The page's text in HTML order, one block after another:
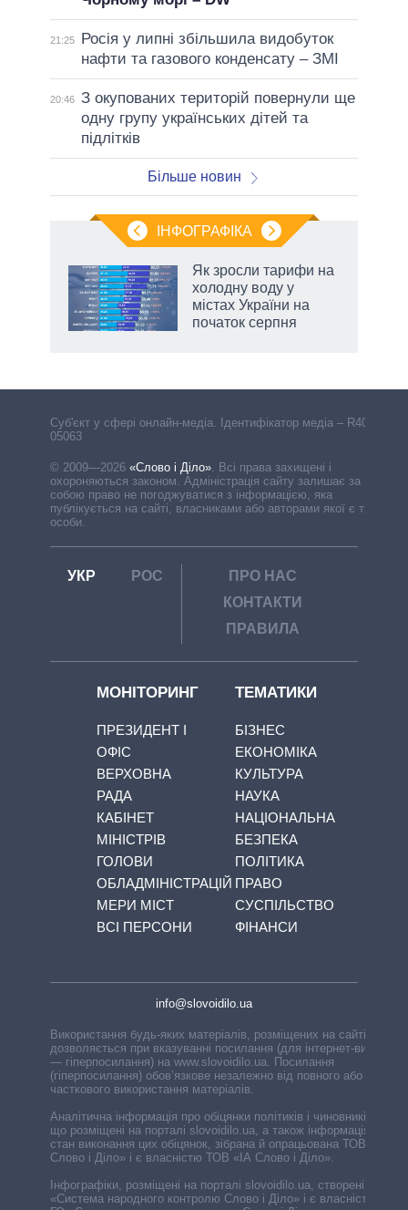
21:25
Росія у липні збільшила видобуток
нафти та газового конденсату – ЗМІ
20:46 З окупованих територій повернули ще
одну групу українських дітей та
підлітків
Більше новин
ІНФОГРАФІКА
Як зросли тарифи на
холодну воду у
містах України на
початок серпня
Cуб'єкт у сфері онлайн-медіа. Ідентифікатор медіа – R40-
05063
© 2009—2026 «Слово і Діло»
Всі права захищені і
охороняються законом. Адміністрація сайту залишає за
собою право не погоджуватися з інформацією, яка
публікується на сайті, власниками або авторами якої є треті
особи.
УКР РОС
ПРО НАС
КОНТАКТИ
ПРАВИЛА
МОНІТОРИНГ
ПРЕЗИДЕНТ І
ОФІС
ВЕРХОВНА
РАДА
КАБІНЕТ
МІНІСТРІВ
ГОЛОВИ
ОБЛАДМІНІСТРАЦІЙ
МЕРИ МІСТ
ВСІ ПЕРСОНИ
ТЕМАТИКИ
БІЗНЕС
ЕКОНОМІКА
КУЛЬТУРА
НАУКА
НАЦІОНАЛЬНА
БЕЗПЕКА
ПОЛІТИКА
ПРАВО
СУСПІЛЬСТВО
ФІНАНСИ
info@slovoidilo.ua
Використання будь-яких матеріалів, розміщених на сайті,
дозволяється при вказуванні посилання (для інтернет-видань
— гіперпосилання) на www.slovoidilo.ua. Посилання
(гіперпосилання) обов’язкове незалежно від повного або
часткового використання матеріалів.
Аналітична інформація про обіцянки політиків і чиновників,
що розміщені на порталі slovoidilo.ua, а також інформація про
стан виконання цих обіцянок, зібрана й опрацьована ТОВ «ІА
Слово і Діло» і є власністю ТОВ «ІА Слово і Діло».
Інфографіки, розміщені на порталі slovoidilo.ua, створені ГО
«Система народного контролю Слово і Діло» і є власністю